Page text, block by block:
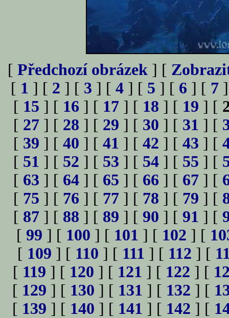
[ Předchozí obrázek ] [
[ 1 ] [ 2 ] [ 3 ] [ 4 ] [ 5 ] [ 6 ] [ 7
[ 15 ] [ 16 ] [ 17 ] [ 18 ] [ 19 ] [
[ 27 ] [ 28 ] [ 29 ] [ 30 ] [ 31 ] [
[ 39 ] [ 40 ] [ 41 ] [ 42 ] [ 43 ] [
[ 51 ] [ 52 ] [ 53 ] [ 54 ] [ 55 ] [
[ 63 ] [ 64 ] [ 65 ] [ 66 ] [ 67 ] [
[ 75 ] [ 76 ] [ 77 ] [ 78 ] [ 79 ] [
[ 87 ] [ 88 ] [ 89 ] [ 90 ] [ 91 ] [
[ 99 ] [ 100 ] [ 101 ] [ 102 ] [
[ 109 ] [ 110 ] [ 111 ] [ 112 ] [
[ 119 ] [ 120 ] [ 121 ] [ 122 ] [
[ 129 ] [ 130 ] [ 131 ] [ 132 ] [
[ 139 ] [ 140 ] [ 141 ] [ 142 ] [